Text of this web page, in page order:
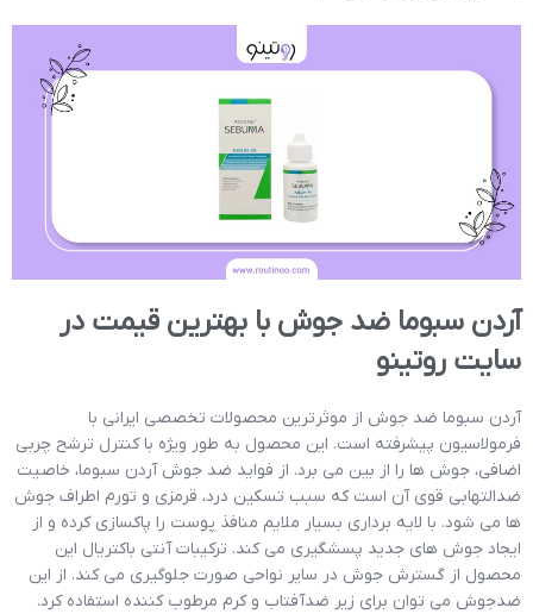
آردن سبوما ضد جوش با بهترین قیمت در
سایت روتینو
آردن سبوما ضد جوش از موثرترین محصولات تخصصی ایرانی با
فرمولاسیون پیشرفته است. این محصول به طور ویژه با کنترل ترشح چربی
اضافی، جوش ها را از بین می برد. از فواید ضد جوش آردن سبوما، خاصیت
ضدالتهابی قوی آن است که سبب تسکین درد، قرمزی و تورم اطراف جوش
ها می شود. با لایه برداری بسیار ملایم منافذ پوست را پاکسازی کرده و از
ایجاد جوش های جدید پسشگیری می کند. ترکیبات آنتی باکتریال این
محصول از گسترش جوش در سایر نواحی صورت جلوگیری می کند. از این
ضدجوش می توان برای زیر ضدآفتاب و کرم مرطوب کننده استفاده کرد.